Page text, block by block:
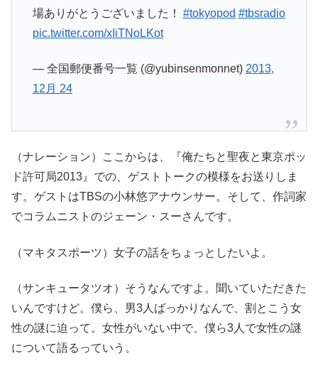
場ありがとうございました！ #tokyopod #tbsradio
pic.twitter.com/xIiTNoLKot
— 全国郵便番号一覧 (@yubinsenmonnet) 2013,
12月 24
（ナレーション）ここからは、『俺たちと聖夜と東京ポッ
ド許可局2013』での、ゲストトークの模様をお送りしま
す。ゲストはTBSの小林悠アナウンサー。そして、作詞家
でコラムニストのジェーン・スーさんです。
（マキタスポーツ）女子の話をちょっとしたいよ。
（サンキュータツオ）そうなんですよ。聞いていただきた
いんですけど。僕ら、男3人ばっかりなんで、割とこう女
性の謎に迫って。女性がいない中で、僕ら3人で女性の謎
について語るっていう。